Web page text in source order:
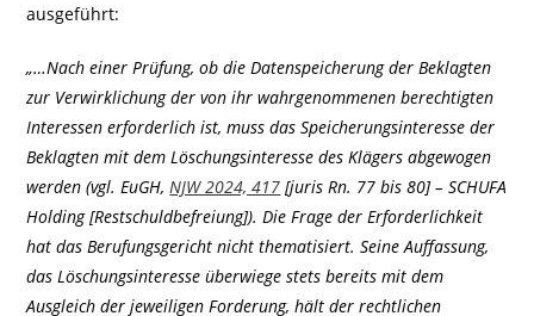
ausgeführt:
„…Nach einer Prüfung, ob die Datenspeicherung der Beklagten
zur Verwirklichung der von ihr wahrgenommenen berechtigten
Interessen erforderlich ist, muss das Speicherungsinteresse der
Beklagten mit dem Löschungsinteresse des Klägers abgewogen
werden (vgl. EuGH,NJW 2024, 417 [juris Rn. 77 bis 80] – SCHUFA
Holding [Restschuldbefreiung]). Die Frage der Erforderlichkeit
hat das Berufungsgericht nicht thematisiert. Seine Auffassung,
das Löschungsinteresse überwiege stets bereits mit dem
Ausgleich der jeweiligen Forderung, hält der rechtlichen